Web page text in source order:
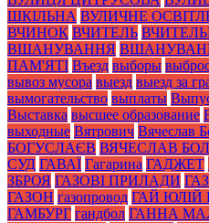
ШКІЛЬНА ВУЛИЧНЕ
ВЧИНОК ВЧИТЕЛЬ
ВШАНУВАННЯ
ПАМ'ЯТІ Въезд выборы
вывоз мусора выезд выезд за
вымогательство выплаты
Выставка высшее образование
выходные Вятрович Вячеслав
БОГУСЛАЄВ ВЯЧЕСЛАВ
СУД ГАВАЇ Гагарина ГАДЖЕТ
ЗБРОЯ ГАЗОВІ ПРИЛАДИ
ГАЗОН газопровод ГАЙ ЮЛІЙ
ГАМБУРГ гандбол ГАННА